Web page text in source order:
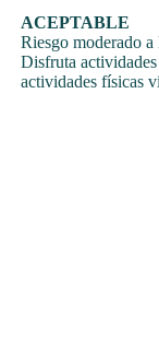
ACEPTABLE
Riesgo moderado a
Disfruta
actividades físicas